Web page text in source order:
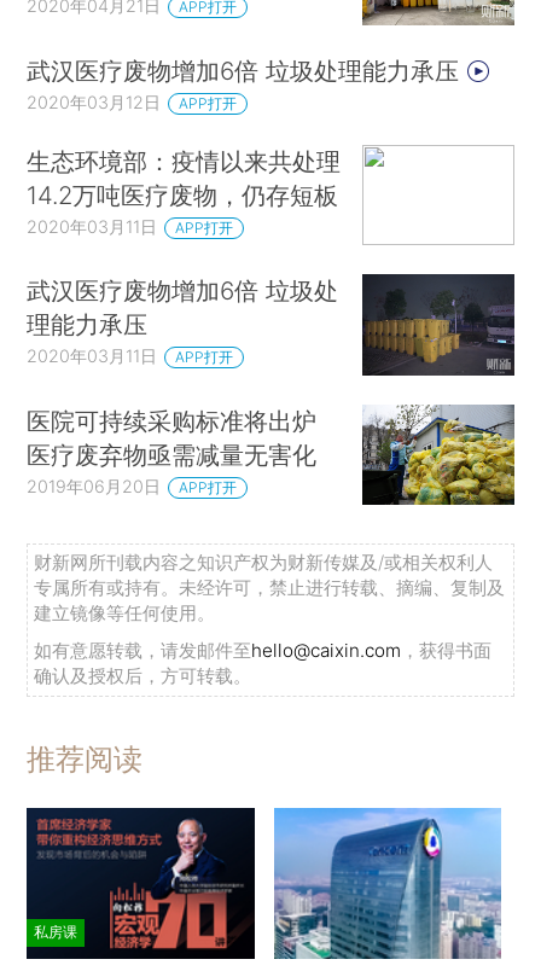
2020年04月21日 APP打开
武汉医疗废物增加6倍 垃圾处理能力承压
2020年03月12日 APP打开
生态环境部：疫情以来共处理
14.2万吨医疗废物，仍存短板
2020年03月11日 APP打开
武汉医疗废物增加6倍 垃圾处
理能力承压
2020年03月11日 APP打开
医院可持续采购标准将出炉
医疗废弃物亟需减量无害化
2019年06月20日 APP打开
财新网所刊载内容之知识产权为财新传媒及/或相关权利人
专属所有或持有。未经许可，禁止进行转载、摘编、复制及
建立镜像等任何使用。
如有意愿转载，请发邮件至hello@caixin.com ，获得书面
确认及授权后，方可转载。
推荐阅读
私房课